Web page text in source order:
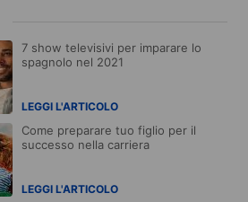
7 show televisivi per imparare lo
spagnolo nel 2021
LEGGI L'ARTICOLO
Come preparare tuo figlio per il
successo nella carriera
LEGGI L'ARTICOLO